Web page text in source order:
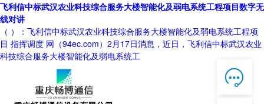
飞利信中标武汉农业科技综合服务大楼智能化及弱电系统工程项目数字无
线对讲
（ ）：飞利信中标武汉农业科技综合服务大楼智能化及弱电系统工程项
目 指挥调度 网（94ec.com）2月17日消息，近日，飞利信中标武汉农业
科技综合服务大楼智能化及弱电系统工

 7*12 QQ在线，服务咨询